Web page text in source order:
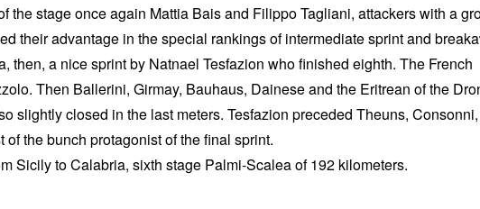
the stage once again Mattia Bais and Filippo Tagliani, attackers with a
their advantage in the special rankings of intermediate sprint and
then, a nice sprint by Natnael Tesfazion who finished eighth. The French
Then Ballerini, Girmay, Bauhaus, Dainese and the Eritrean of the
slightly closed in the last meters. Tesfazion preceded Theuns, Consonni,
the bunch protagonist of the final sprint.
Sicily to Calabria, sixth stage Palmi-Scalea of 192 kilometers.